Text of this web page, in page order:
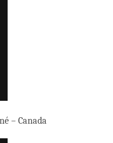
– Canada